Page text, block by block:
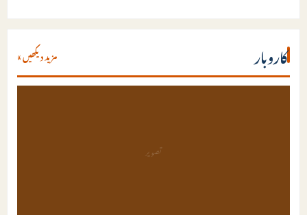
کاروبار مزید دیکھیں »
تصویر